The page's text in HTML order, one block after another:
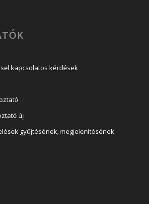
kapcsolatos kérdések
új
gyűjtésének, megjelenítésének